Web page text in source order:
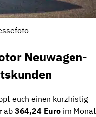
Neuwagen-
euch einen kurzfristig
ab 364,24 Euro im